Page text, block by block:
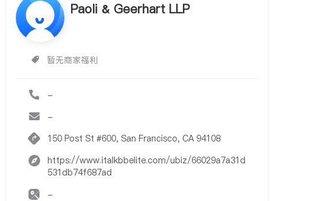
Paoli & Geerhart LLP
暂无商家福利
-
-
150 Post St #600, San Francisco, CA 94108
https://www.italkbbelite.com/ubiz/66029a7a31d
531db74f687ad
-